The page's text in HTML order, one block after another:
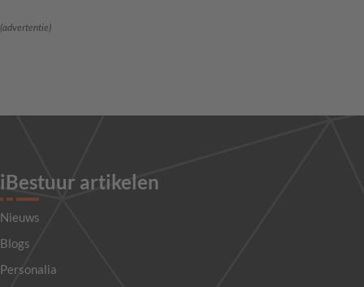
(advertentie)
iBestuur artikelen
Nieuws
Blogs
Personalia